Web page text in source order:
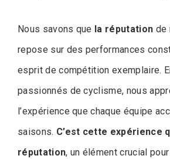
Nous savons que la réputation de
repose sur des performances
esprit de compétition exemplaire.
passionnés de cyclisme, nous
l’expérience que chaque équipe
saisons. C’est cette expérience
réputation, un élément crucial